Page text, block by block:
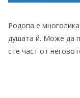
Родопа е
душата й. Може да
сте част от